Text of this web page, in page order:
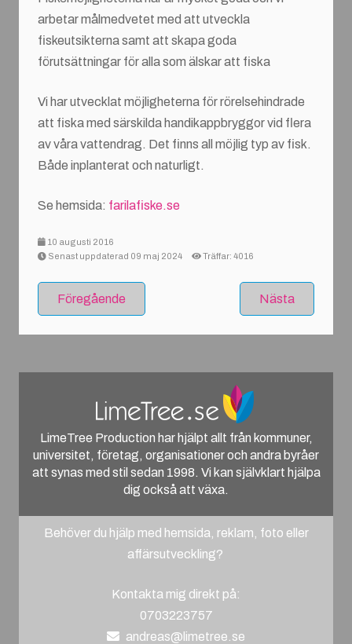
arbetar målmedvetet med att utveckla
fiskeutsikterna samt att skapa goda
förutsättningar för alla som älskar att fiska
Vi har utvecklat möjligheterna för rörelsehindrade
att fiska med särskilda handikappbryggor vid flera
av våra vattendrag. Det finns all möjlig typ av fisk.
Både inplanterat och naturligt.
Se hemsida: farilafiske.se
10 augusti 2016
Senast uppdaterad 09 maj 2024
Träffar: 4016
Föregående Nästa
LimeTree Production har hjälpt allt från kommuner,
universitet, företag, organisationer och andra byråer
att synas med stil sedan 1998. Vi kan självklart hjälpa
dig också att växa.
Behöver du hjälp med hemsida, reklam, foto eller
affärsutveckling?
Kontakta mig direkt på:
0703223757
andreas@limetree.se